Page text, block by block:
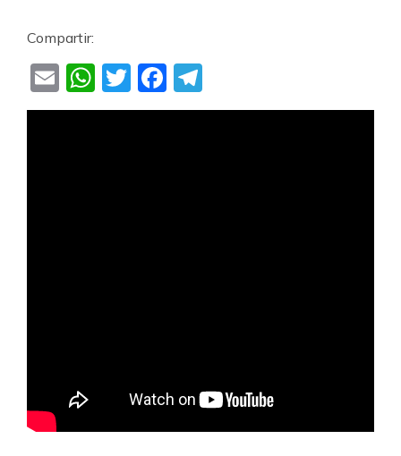
Compartir:
EmailWhatsApp
TwitterFacebook